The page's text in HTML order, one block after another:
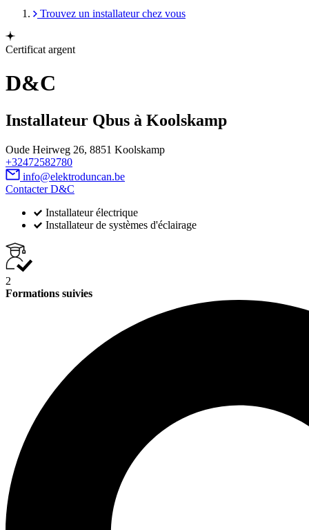
Trouvez un installateur chez vous
Certificat argent
D&C
Installateur Qbus à Koolskamp
Oude Heirweg 26, 8851 Koolskamp
+32472582780
info@elektroduncan.be
Contacter D&C
Installateur électrique
Installateur de systèmes d'éclairage
2
Formations suivies